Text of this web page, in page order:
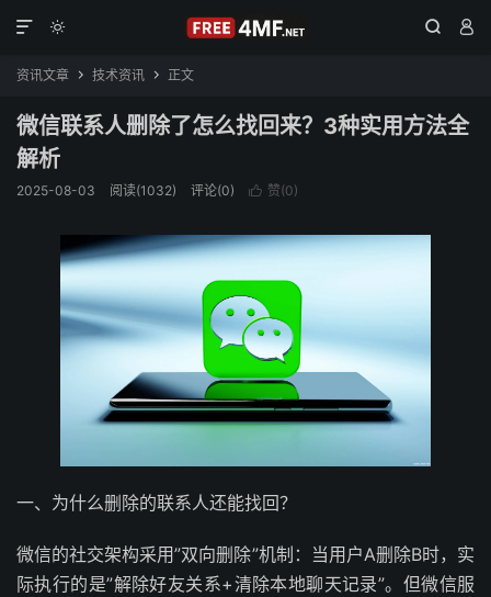
  

资讯文章  技术资讯  正文
微信联系人删除了怎么找回来？3种实用方法全
解析
2025-08-03 阅读(1032) 评论(0)  赞(0)
一、为什么删除的联系人还能找回？
微信的社交架构采用”双向删除”机制：当用户A删除B时，实
际执行的是”解除好友关系+清除本地聊天记录”。但微信服